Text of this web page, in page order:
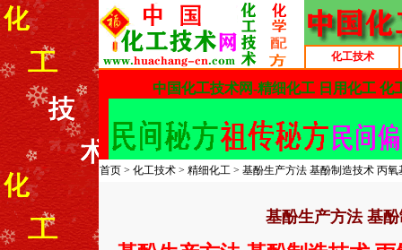
化工技术
首页 > 化工技术 > 精细化工 > 基酚生产方法 基酚制造技术 丙
基酚生产方法 基